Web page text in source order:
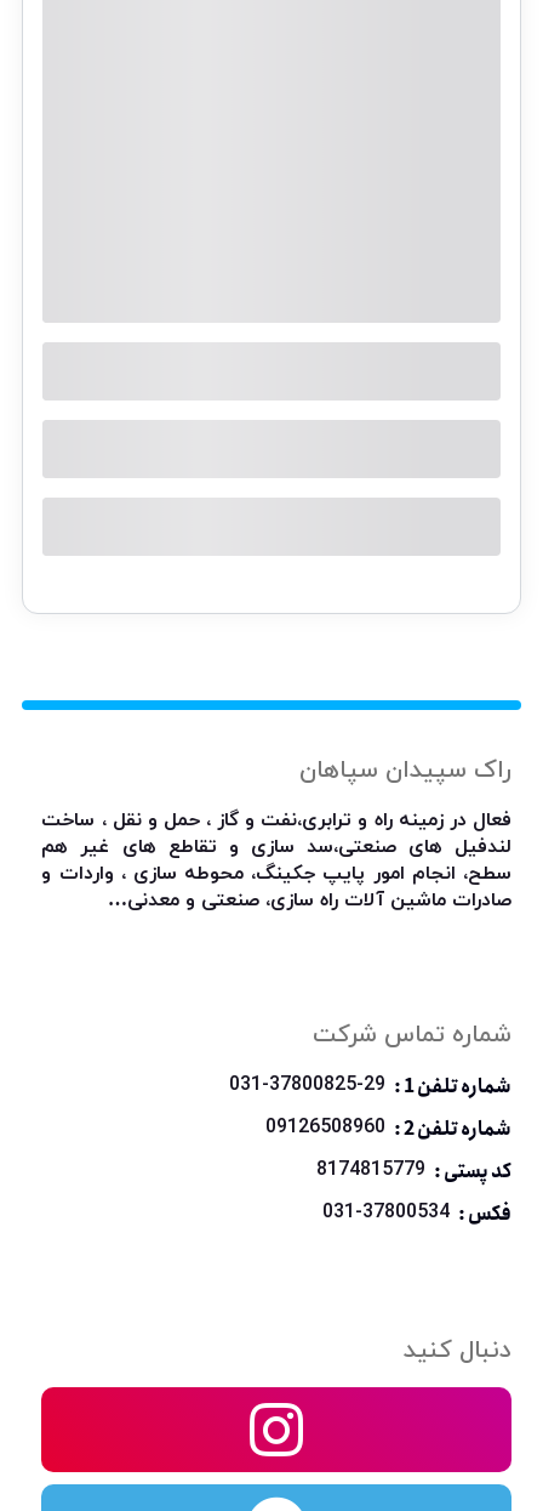
راک سپیدان سپاهان
فعال در زمینه راه و ترابری،نفت و گاز ، حمل و نقل ، ساخت
لندفیل های صنعتی،سد سازی و تقاطع های غیر هم
سطح، انجام امور پایپ جکینگ، محوطه سازی ، واردات و
صادرات ماشین آلات راه سازی، صنعتی و معدنی…
شماره تماس شرکت
شماره تلفن 1 : 031-37800825-29
شماره تلفن 2 : 09126508960
کد پستی : 8174815779
فکس : 031-37800534
دنبال کنید